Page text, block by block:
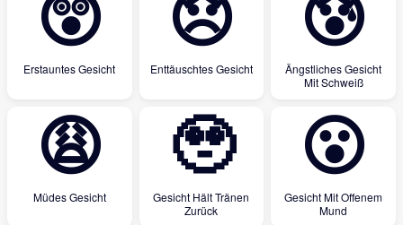
😲
Erstauntes Gesicht
😞
Enttäuschtes Gesicht
😰
Ängstliches Gesicht
Mit Schweiß
😩
Müdes Gesicht
🥹
Gesicht Hält Tränen
Zurück
😮
Gesicht Mit Offenem
Mund